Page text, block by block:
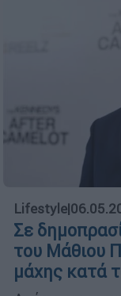
Lifestyle|
Σε
του Μάθιου
μάχης κατά